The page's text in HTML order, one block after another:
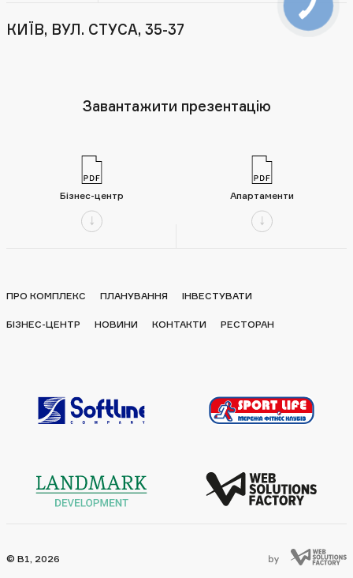
ПРО КОМПЛЕКС ПЛАНУВАННЯ ІНВЕСТУВАТИ
БІЗНЕС-ЦЕНТР НОВИНИ КОНТАКТИ РЕСТОРАН
КИЇВ, ВУЛ. СТУСА, 35-37
Завантажити презентацію
Бізнес-центр Апартаменти
© B1, 2026